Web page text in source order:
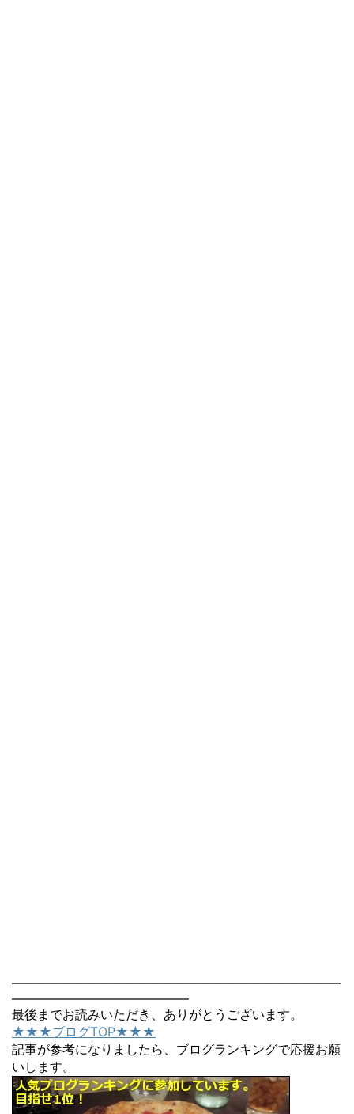
――――――――――――――――――――――――――
――――――――――――――
最後までお読みいただき、ありがとうございます。
★★★ブログTOP★★★
記事が参考になりましたら、ブログランキングで応援お願
いします。